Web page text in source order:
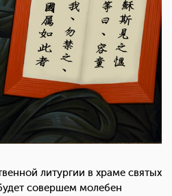
литургии в храме святых
совершем молебен